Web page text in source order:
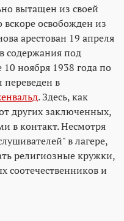
вытащен из своей
освобожден из
арестован 19 апреля
содержания под
10 ноября 1938 года по
переведен в
. Здесь, как
других заключенных,
в контакт. Несмотря
в лагере,
религиозные кружки,
соотечественников и